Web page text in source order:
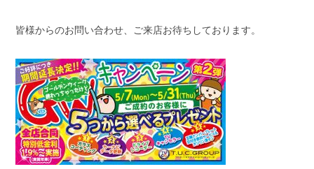
皆様からのお問い合わせ、ご来店お待ちしております。